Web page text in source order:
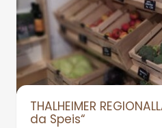
THALHEIMER
da Speis“